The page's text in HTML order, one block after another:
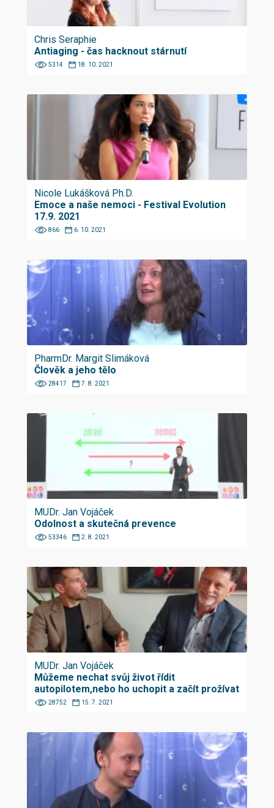
Chris Seraphie
Antiaging - čas hacknout stárnutí
5314 18. 10. 2021
Nicole Lukášková Ph.D.
Emoce a naše nemoci - Festival Evolution
17.9. 2021
866 6. 10. 2021
PharmDr. Margit Slimáková
Člověk a jeho tělo
28417 7. 8. 2021
MUDr. Jan Vojáček
Odolnost a skutečná prevence
53346 2. 8. 2021
MUDr. Jan Vojáček
Můžeme nechat svůj život řídit
autopilotem,nebo ho uchopit a začít prožívat
28752 15. 7. 2021